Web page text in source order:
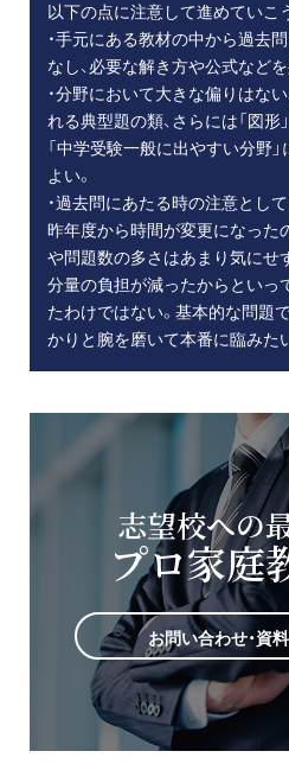
以下の点に注意して進めていこ
・手元にある教材の中から過去
なし、必要な解き方や公式など
・分野において大きな偏りはな
れる典型題の類、さらには「図形」
「中学受験一般に出やすい分野
よい。
・過去問にあたる時の注意とし
昨年度から時間が変更になった
や問題数の多さはあまり気にせ
分量の負担が減ったからといっ
たわけではない。基本的な問題
かりと腕を磨いて本番に臨みた
志望校への
プロ家庭
お問い合わせ・資